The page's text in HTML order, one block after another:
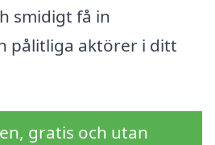
smidigt få in
pålitliga aktörer i ditt
gratis och utan